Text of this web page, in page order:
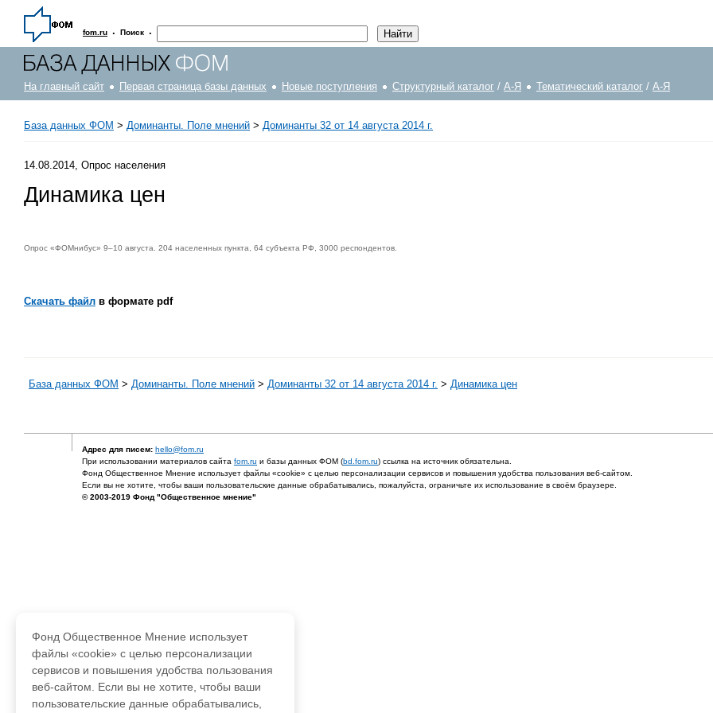
fom.ru · Поиск ·
На главный сайт Первая страница базы данных Новые поступления Структурный каталог / А-Я Тематический каталог / А-Я
База данных ФОМ > Доминанты. Поле мнений > Доминанты 32 от 14 августа 2014 г.
14.08.2014, Опрос населения
Динамика цен
Опрос «ФОМнибус» 9–10 августа. 204 населенных пункта, 64 субъекта РФ, 3000 респондентов.
Скачать файл в формате pdf
База данных ФОМ > Доминанты. Поле мнений > Доминанты 32 от 14 августа 2014 г. > Динамика цен
Адрес для писем: hello@fom.ru
При использовании материалов сайта fom.ru и базы данных ФОМ (bd.fom.ru) ссылка на источник обязательна.
Фонд Общественное Мнение использует файлы «cookie» с целью персонализации сервисов и повышения удобства пользования веб-сайтом.
Если вы не хотите, чтобы ваши пользовательские данные обрабатывались, пожалуйста, ограничьте их использование в своём браузере.
© 2003-2019 Фонд "Общественное мнение"
Фонд Общественное Мнение использует
файлы «cookie» с целью персонализации
сервисов и повышения удобства пользования
веб-сайтом. Если вы не хотите, чтобы ваши
пользовательские данные обрабатывались,